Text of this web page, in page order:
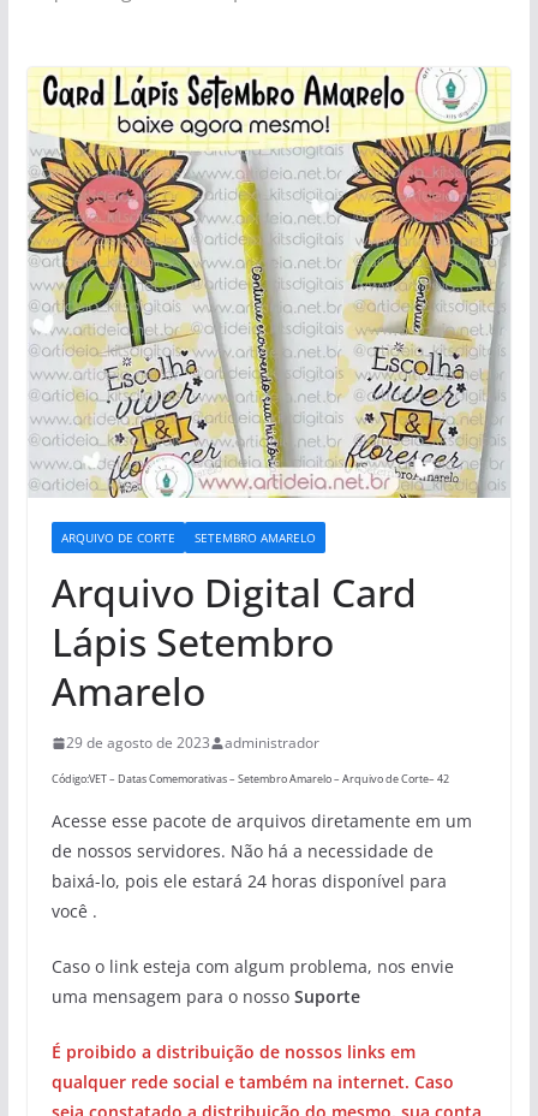
ARQUIVO DE CORTE SETEMBRO AMARELO
Arquivo Digital Card
Lápis Setembro
Amarelo
29 de agosto de 2023 administrador
Código:VET – Datas Comemorativas – Setembro Amarelo – Arquivo de Corte– 42
Acesse esse pacote de arquivos diretamente em um
de nossos servidores. Não há a necessidade de
baixá-lo, pois ele estará 24 horas disponível para
você .
Caso o link esteja com algum problema, nos envie
uma mensagem para o nosso Suporte
É proibido a distribuição de nossos links em
qualquer rede social e também na internet. Caso
seja constatado a distribuição do mesmo, sua conta